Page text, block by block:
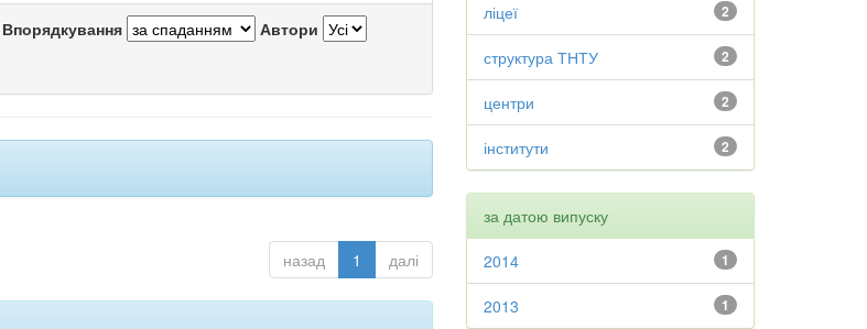
Впорядкування Автори
назад 1 далі
2
ліцеї
2
структура ТНТУ
2
центри
2
інститути
за датою випуску
1
2014
1
2013